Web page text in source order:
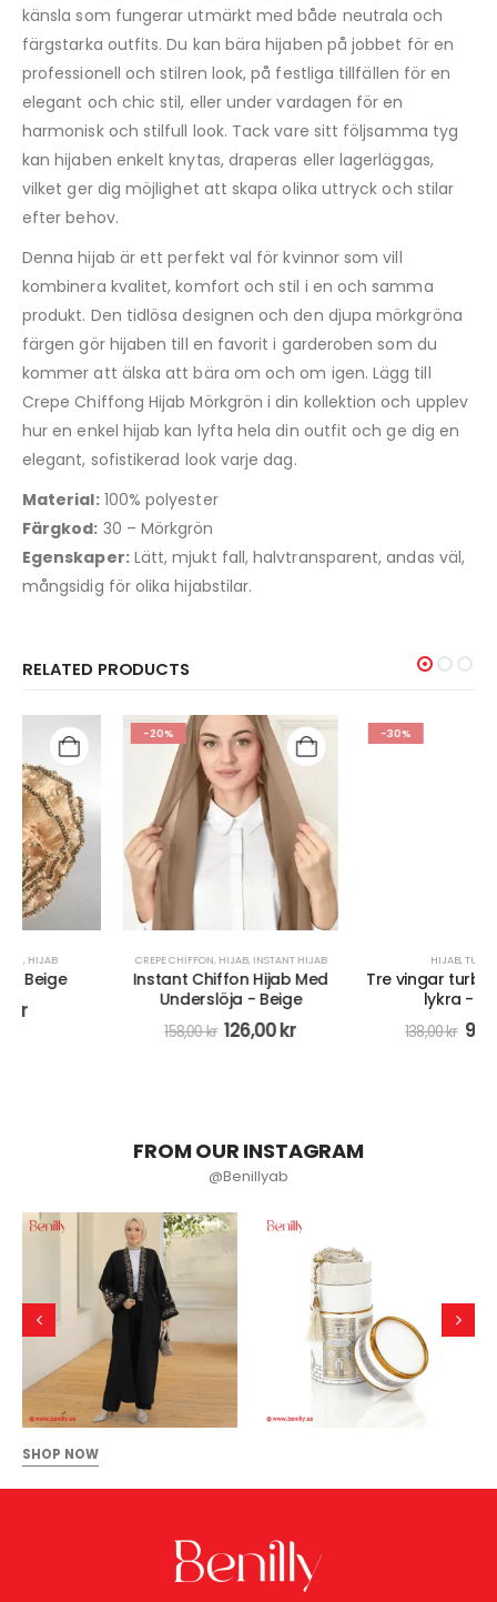
känsla som fungerar utmärkt med både neutrala och
färgstarka outfits. Du kan bära hijaben på jobbet för en
professionell och stilren look, på festliga tillfällen för en
elegant och chic stil, eller under vardagen för en
harmonisk och stilfull look. Tack vare sitt följsamma tyg
kan hijaben enkelt knytas, draperas eller lagerläggas,
vilket ger dig möjlighet att skapa olika uttryck och stilar
efter behov.
Denna hijab är ett perfekt val för kvinnor som vill
kombinera kvalitet, komfort och stil i en och samma
produkt. Den tidlösa designen och den djupa mörkgröna
färgen gör hijaben till en favorit i garderoben som du
kommer att älska att bära om och om igen. Lägg till
Crepe Chiffong Hijab Mörkgrön i din kollektion och upplev
hur en enkel hijab kan lyfta hela din outfit och ge dig en
elegant, sofistikerad look varje dag.
Material:100% polyester
Färgkod: 30 – Mörkgrön
Egenskaper:Lätt, mjukt fall, halvtransparent, andas väl,
mångsidig för olika hijabstilar.
RELATED PRODUCTS
-20%
CREPE CHIFFON HIJAB,INSTANT HIJAB
Instant Chiffon Hijab Med
Underslöja - Beige
126,00kr
-30%
Tre vingar turban-hijab av
97,00kr
FROM OUR INSTAGRAM
@Benillyab
SHOP NOW